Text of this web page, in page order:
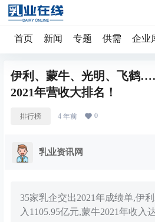
首页 新闻 专题 供需 企业
伊利、蒙牛、光明、飞鹤
2021年营收大排名！
排行榜 4 年前 0
乳业资讯网
35家乳企交出2021年成绩单,伊
入1105.95亿元,蒙牛2021年收入